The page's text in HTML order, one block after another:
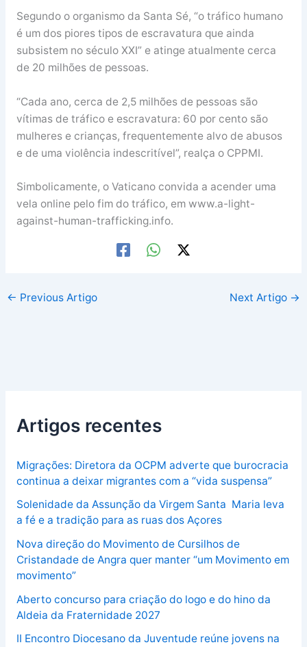
Segundo o organismo da Santa Sé, “o tráfico humano
é um dos piores tipos de escravatura que ainda
subsistem no século XXI” e atinge atualmente cerca
de 20 milhões de pessoas.
“Cada ano, cerca de 2,5 milhões de pessoas são
vítimas de tráfico e escravatura: 60 por cento são
mulheres e crianças, frequentemente alvo de abusos
e de uma violência indescritível”, realça o CPPMI.
Simbolicamente, o Vaticano convida a acender uma
vela online pelo fim do tráfico, em www.a-light-
against-human-trafficking.info.
← Previous Artigo Next Artigo →
Artigos recentes
Migrações: Diretora da OCPM adverte que burocracia
continua a deixar migrantes com a “vida suspensa”
Solenidade da Assunção da Virgem Santa Maria leva
a fé e a tradição para as ruas dos Açores
Nova direção do Movimento de Cursilhos de
Cristandade de Angra quer manter “um Movimento em
movimento”
Aberto concurso para criação do logo e do hino da
Aldeia da Fraternidade 2027
II Encontro Diocesano da Juventude reúne jovens na